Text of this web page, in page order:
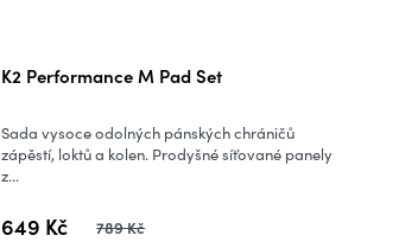
K2 Performance M Pad Set
649 Kč 789 Kč
Sada vysoce odolných pánských chráničů
zápěstí, loktů a kolen. Prodyšné síťované panely
z...